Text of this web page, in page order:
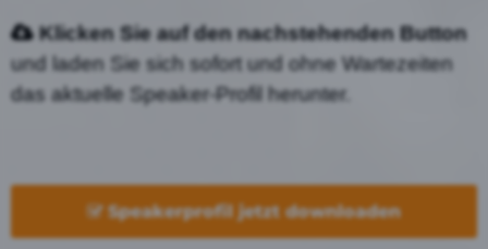
Klicken Sie auf den nachstehenden Button
und laden Sie sich sofort und ohne Wartezeiten
das aktuelle Speaker-Profil herunter.
Speakerprofil jetzt downloaden